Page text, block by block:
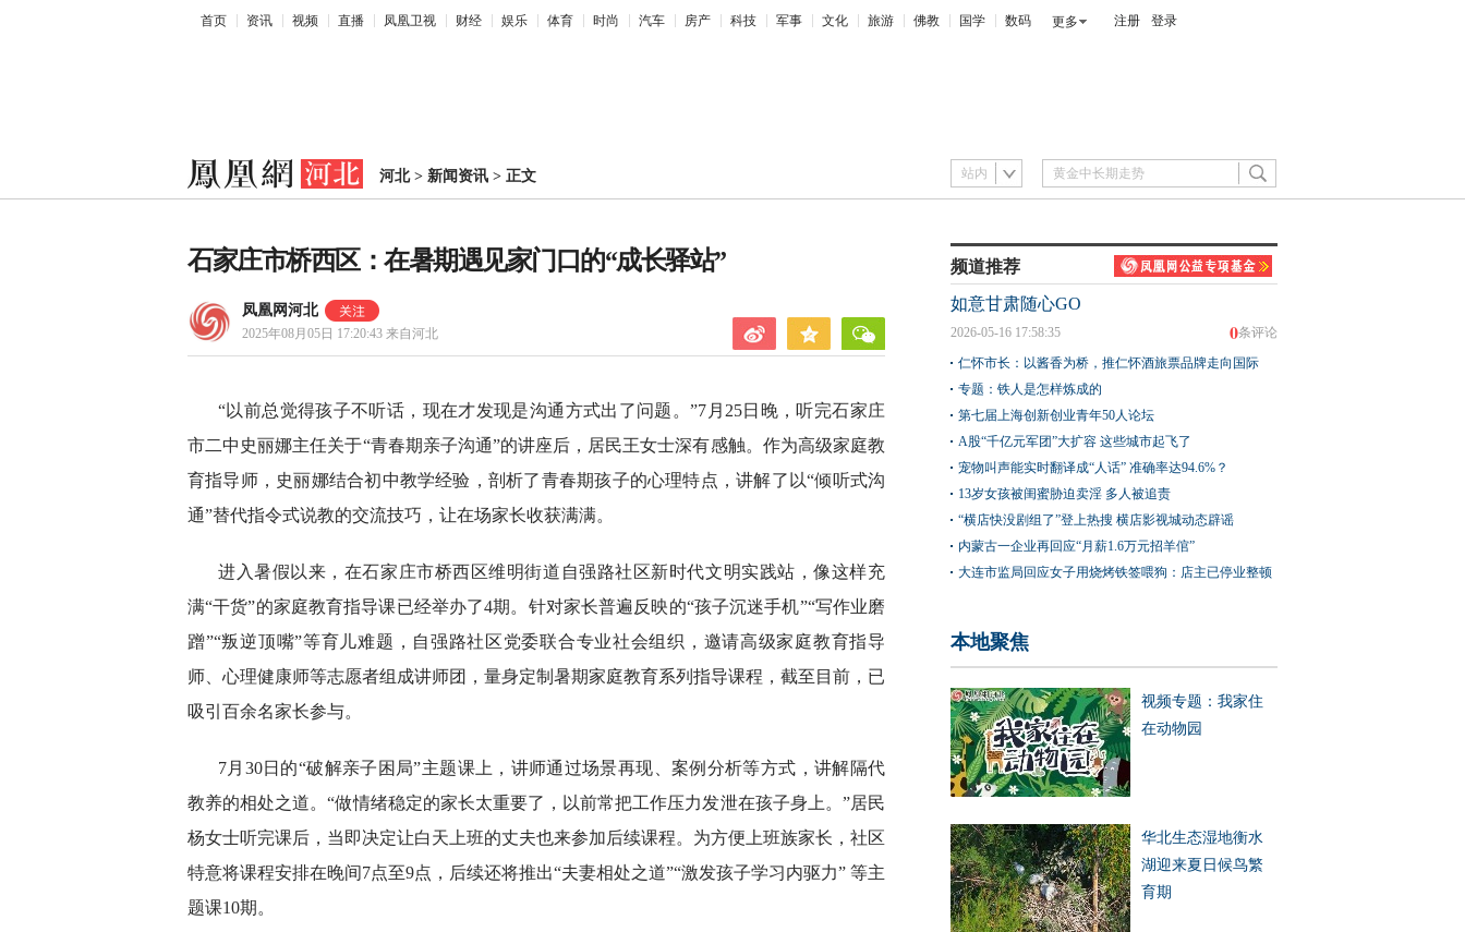
首页 资讯 视频 直播 凤凰卫视 财经 娱乐 体育 时尚 汽车 房产 科技 军事 文化 旅游 佛教 国学 数码 更多 注册 登录
河北> 新闻资讯 > 正文 站内
石家庄市桥西区：在暑期遇见家门口的“成长驿站”
凤凰网河北
2025年08月05日 17:20:43 来自河北
“以前总觉得孩子不听话，现在才发现是沟通方式出了问题。”7月25日晚，听完石家庄
市二中史丽娜主任关于“青春期亲子沟通”的讲座后，居民王女士深有感触。作为高级家庭教
育指导师，史丽娜结合初中教学经验，剖析了青春期孩子的心理特点，讲解了以“倾听式沟
通”替代指令式说教的交流技巧，让在场家长收获满满。
进入暑假以来，在石家庄市桥西区维明街道自强路社区新时代文明实践站，像这样充
满“干货”的家庭教育指导课已经举办了4期。针对家长普遍反映的“孩子沉迷手机”“写作业磨
蹭”“叛逆顶嘴”等育儿难题，自强路社区党委联合专业社会组织，邀请高级家庭教育指导
师、心理健康师等志愿者组成讲师团，量身定制暑期家庭教育系列指导课程，截至目前，已
吸引百余名家长参与。
7月30日的“破解亲子困局”主题课上，讲师通过场景再现、案例分析等方式，讲解隔代
教养的相处之道。“做情绪稳定的家长太重要了，以前常把工作压力发泄在孩子身上。”居民
杨女士听完课后，当即决定让白天上班的丈夫也来参加后续课程。为方便上班族家长，社区
特意将课程安排在晚间7点至9点，后续还将推出“夫妻相处之道”“激发孩子学习内驱力” 等主
题课10期。
频道推荐
如意甘肃随心GO
0条评论
2026-05-16 17:58:35
仁怀市长：以酱香为桥，推仁怀酒旅票品牌走向国际
专题：铁人是怎样炼成的
第七届上海创新创业青年50人论坛
A股“千亿元军团”大扩容 这些城市起飞了
宠物叫声能实时翻译成“人话” 准确率达94.6%？
13岁女孩被闺蜜胁迫卖淫 多人被追责
“横店快没剧组了”登上热搜 横店影视城动态辟谣
内蒙古一企业再回应“月薪1.6万元招羊倌”
大连市监局回应女子用烧烤铁签喂狗：店主已停业整顿
本地聚焦
视频专题：我家住
在动物园
华北生态湿地衡水
湖迎来夏日候鸟繁
育期